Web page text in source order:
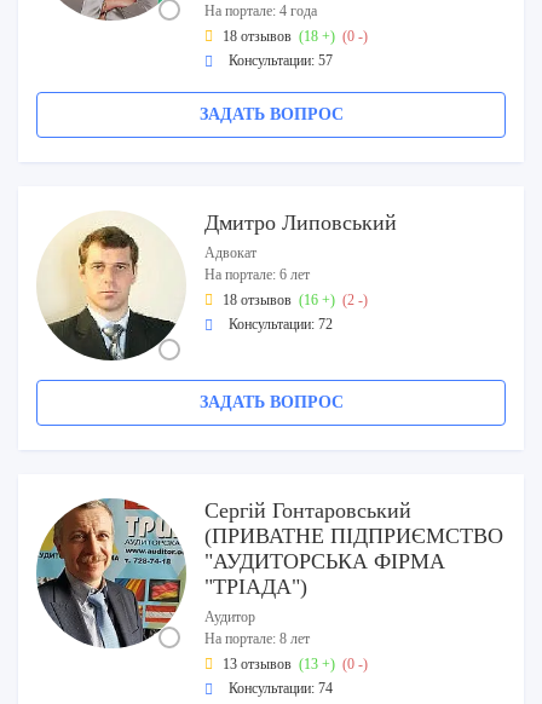
На портале: 4 года
18 отзывов (18 +) (0 -)
Консультации: 57
ЗАДАТЬ ВОПРОС
Дмитро Липовський
Адвокат
На портале: 6 лет
18 отзывов (16 +) (2 -)
Консультации: 72
ЗАДАТЬ ВОПРОС
Сергій Гонтаровський
(ПРИВАТНЕ ПІДПРИЄМСТВО
"АУДИТОРСЬКА ФІРМА
"ТРІАДА")
Аудитор
На портале: 8 лет
13 отзывов (13 +) (0 -)
Консультации: 74